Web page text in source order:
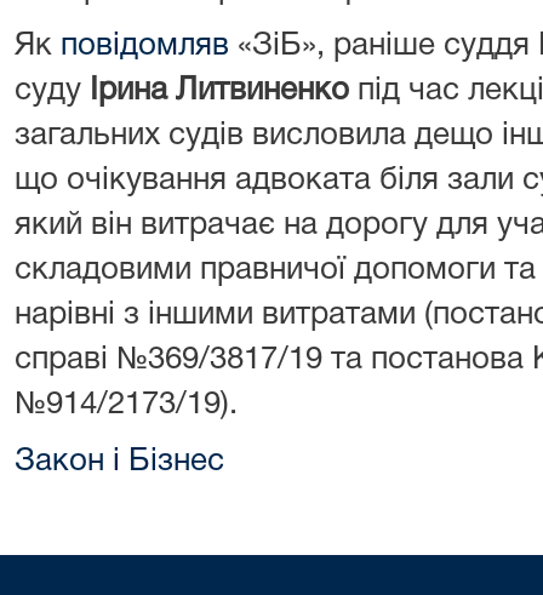
Як повідомляв «ЗіБ», раніше суддя
суду
Ірина Литвиненко під час
загальних судів висловила дещо
що очікування адвоката біля зали
який він витрачає на дорогу для
складовими правничої допомоги та
нарівні з іншими витратами
справі №369/3817/19 та постанова
№914/2173/19).
Закон і Бізнес